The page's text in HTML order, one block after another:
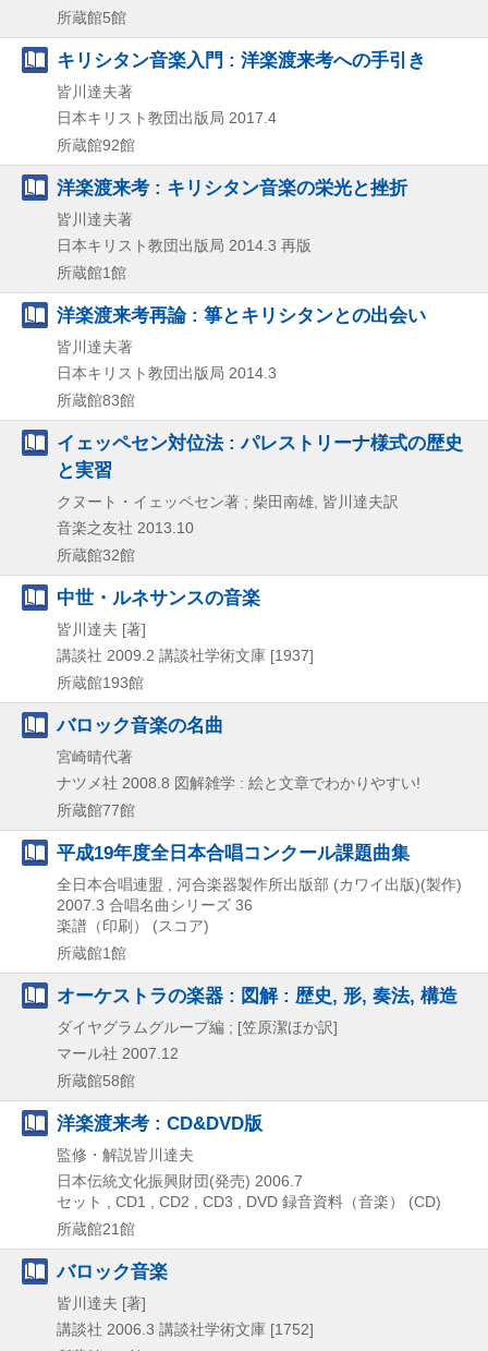
所蔵館5館
キリシタン音楽入門 : 洋楽渡来考への手引き
皆川達夫著
日本キリスト教団出版局 2017.4
所蔵館92館
洋楽渡来考 : キリシタン音楽の栄光と挫折
皆川達夫著
日本キリスト教団出版局 2014.3 再版
所蔵館1館
洋楽渡来考再論 : 箏とキリシタンとの出会い
皆川達夫著
日本キリスト教団出版局 2014.3
所蔵館83館
イェッペセン対位法 : パレストリーナ様式の歴史
と実習
クヌート・イェッペセン著 ; 柴田南雄, 皆川達夫訳
音楽之友社 2013.10
所蔵館32館
中世・ルネサンスの音楽
皆川達夫 [著]
講談社 2009.2 講談社学術文庫 [1937]
所蔵館193館
バロック音楽の名曲
宮崎晴代著
ナツメ社 2008.8 図解雑学 : 絵と文章でわかりやすい!
所蔵館77館
平成19年度全日本合唱コンクール課題曲集
全日本合唱連盟 , 河合楽器製作所出版部 (カワイ出版)(製作)
2007.3 合唱名曲シリーズ 36
楽譜（印刷） (スコア)
所蔵館1館
オーケストラの楽器 : 図解 : 歴史, 形, 奏法, 構造
ダイヤグラムグループ編 ; [笠原潔ほか訳]
マール社 2007.12
所蔵館58館
洋楽渡来考 : CD&DVD版
監修・解説皆川達夫
日本伝統文化振興財団(発売) 2006.7
セット , CD1 , CD2 , CD3 , DVD 録音資料（音楽） (CD)
所蔵館21館
バロック音楽
皆川達夫 [著]
講談社 2006.3 講談社学術文庫 [1752]